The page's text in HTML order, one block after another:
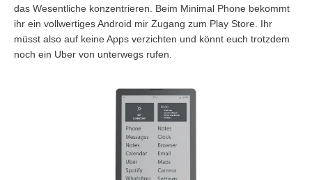
das Wesentliche konzentrieren. Beim Minimal Phone bekommt
ihr ein vollwertiges Android mir Zugang zum Play Store. Ihr
müsst also auf keine Apps verzichten und könnt euch trotzdem
noch ein Uber von unterwegs rufen.